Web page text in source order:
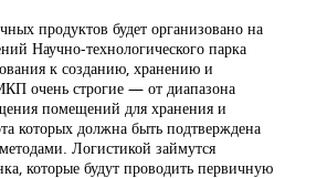
продуктов будет организовано на
Научно-технологического парка
к созданию, хранению и
очень строгие — от диапазона
помещений для хранения и
которых должна быть подтверждена
Логистикой займутся
которые будут проводить первичную